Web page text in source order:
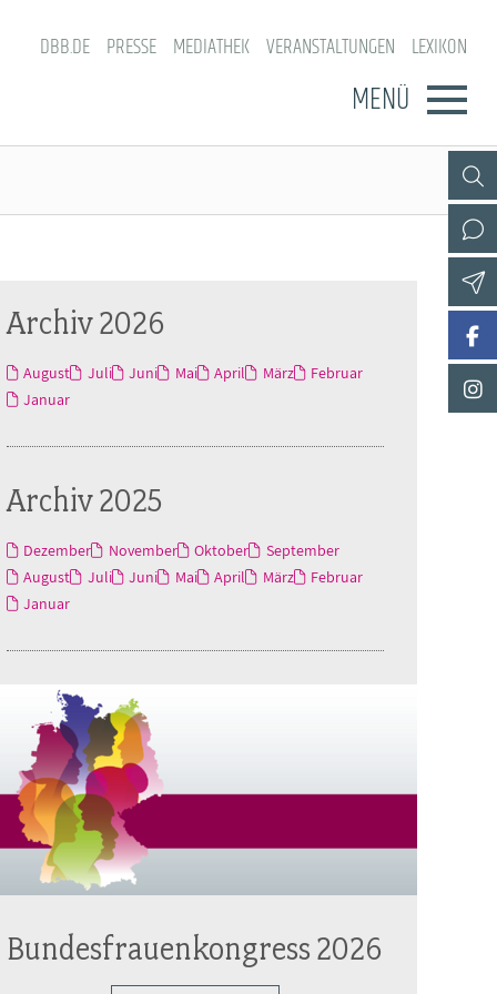
DBB.DE PRESSE MEDIATHEK VERANSTALTUNGEN LEXIKON
MENÜ
Archiv 2026
August Juli Juni Mai April März
Februar
Januar
Archiv 2025
Dezember November Oktober
September
August
Juli Juni Mai April März
Februar
Januar
Bundesfrauenkongress 2026